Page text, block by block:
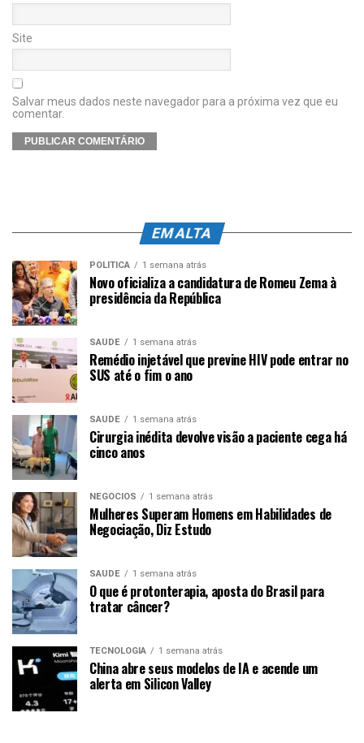
Site
Salvar meus dados neste navegador para a próxima vez que eu
comentar.
EM ALTA
POLÍTICA 1 semana atrás
Novo oficializa a candidatura de Romeu Zema à
presidência da República
SAÚDE 1 semana atrás
Remédio injetável que previne HIV pode entrar no
SUS até o fim o ano
SAÚDE 1 semana atrás
Cirurgia inédita devolve visão a paciente cega há
cinco anos
NEGÓCIOS 1 semana atrás
Mulheres Superam Homens em Habilidades de
Negociação, Diz Estudo
SAÚDE 1 semana atrás
O que é protonterapia, aposta do Brasil para
tratar câncer?
TECNOLOGIA 1 semana atrás
China abre seus modelos de IA e acende um
alerta em Silicon Valley